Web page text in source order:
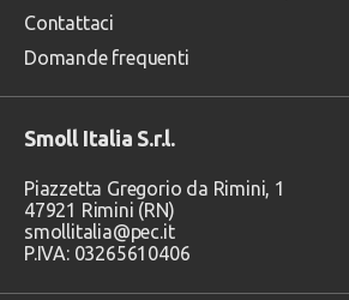
Contattaci
Domande frequenti
Smoll Italia S.r.l.
Piazzetta Gregorio da Rimini, 1
47921 Rimini (RN)
smollitalia@pec.it
P.IVA: 03265610406